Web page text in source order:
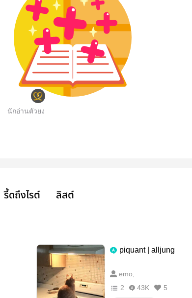
นักอ่านตัวยง
รี้ดถึงไรต์ ลิสต์
piquant | alljung
emo,
2
43K 5